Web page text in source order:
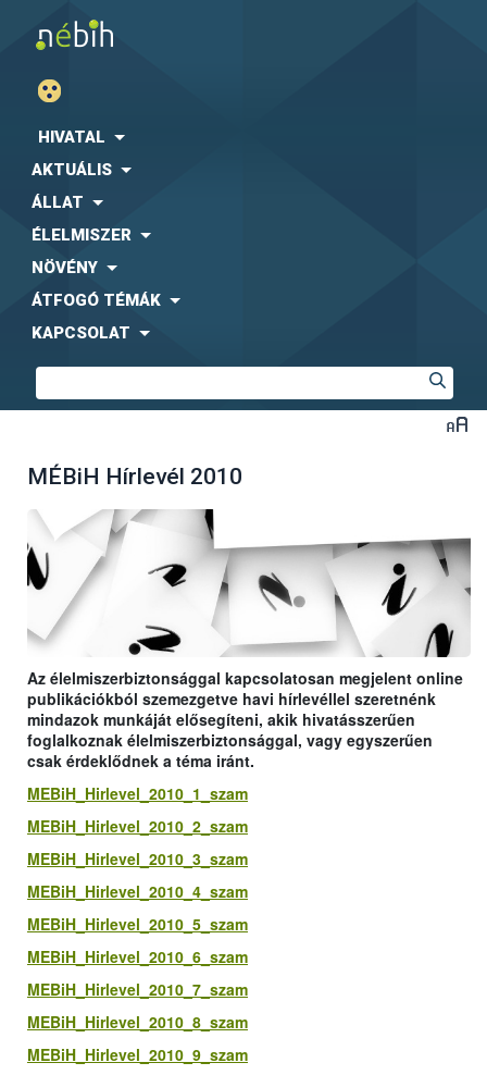
HIVATAL
AKTUÁLIS
ÁLLAT
ÉLELMISZER
NÖVÉNY
ÁTFOGÓ TÉMÁK
KAPCSOLAT
MÉBiH Hírlevél 2010
Az élelmiszerbiztonsággal kapcsolatosan megjelent online
publikációkból szemezgetve havi hírlevéllel szeretnénk
mindazok munkáját elősegíteni, akik hivatásszerűen
foglalkoznak élelmiszerbiztonsággal, vagy egyszerűen
csak érdeklődnek a téma iránt.
MEBiH_Hirlevel_2010_1_szam
MEBiH_Hirlevel_2010_2_szam
MEBiH_Hirlevel_2010_3_szam
MEBiH_Hirlevel_2010_4_szam
MEBiH_Hirlevel_2010_5_szam
MEBiH_Hirlevel_2010_6_szam
MEBiH_Hirlevel_2010_7_szam
MEBiH_Hirlevel_2010_8_szam
MEBiH_Hirlevel_2010_9_szam